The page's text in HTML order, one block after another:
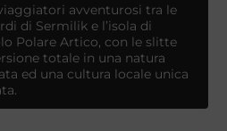
avventurosi tra le
di Sermilik e l’isola di
Polare Artico, con le slitte
totale in una natura
ed una cultura locale unica